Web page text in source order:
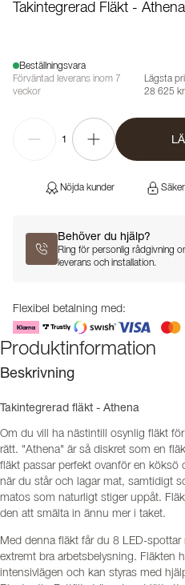
Takintegrerad Fläkt - Athena
Beställningsvara
Förväntad leverans inom 7
veckor
Lägsta
28 625 kr
1
Nöjda kunder
Behöver du hjälp?
Ring för personlig rådgivning
leverans och installation.
Flexibel betalning med:
Produktinformation
Beskrivning
Takintegrerad fläkt - Athena
Om du vill ha nästintill osynlig fläkt
rätt. "Athena" är så diskret som en
fläkt passar perfekt ovanför en
när du står och lagar mat, samtidigt
matos som naturligt stiger uppåt.
den att smälta in ännu mer i taket.
Med denna fläkt får du 8 LED-
extremt bra arbetsbelysning. Fläkten
intensivlägen och kan styras med